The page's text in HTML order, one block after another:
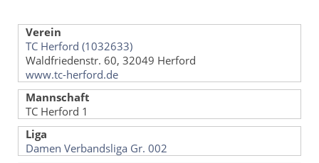
Verein
TC Herford (1032633)
Waldfriedenstr. 60, 32049 Herford
www.tc-herford.de
Mannschaft
TC Herford 1
Liga
Damen Verbandsliga Gr. 002